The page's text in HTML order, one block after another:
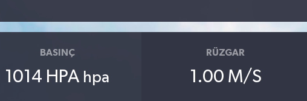
BASINÇ
1014 HPA hpa
RÜZGAR
1.00 M/S